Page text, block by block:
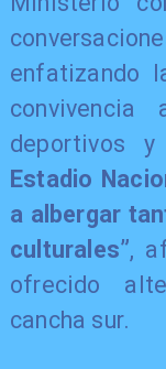
enfatizando
convivencia
deportivos
Estadio
a albergar
culturales”,
ofrecido
cancha sur.